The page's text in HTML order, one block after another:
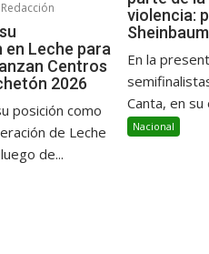
Redacción
Leche para
Centros
2026
posición como
de Leche
de...
violencia:
Sheinbaum
En la
Canta, en su
Nacional